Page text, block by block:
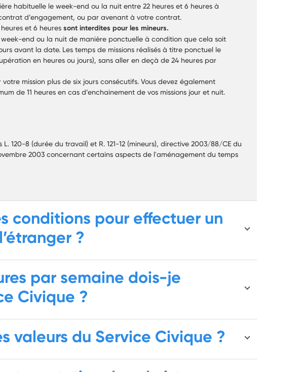
habituelle le week-end ou la nuit entre 22 heures et 6 heures à
d’engagement, ou par avenant à votre contrat.
et 6 heuressont interdites pour les mineurs.
end ou la nuit de manière ponctuelle à condition que cela soit
avant la date. Les temps de missions réalisés à titre ponctuel le
en heures ou jours), sans aller en deçà de 24 heures par
mission plus de six jours consécutifs. Vous devez également
de 11 heures en cas d’enchainement de vos missions jour et nuit.
120-8 (durée du travail) et R. 121-12 (mineurs), directive 2003/88/CE du
2003 concernant certains aspects de l'aménagement du temps
conditions pour effectuer un
?
par semaine dois-je
Civique ?
valeurs du Service Civique ?